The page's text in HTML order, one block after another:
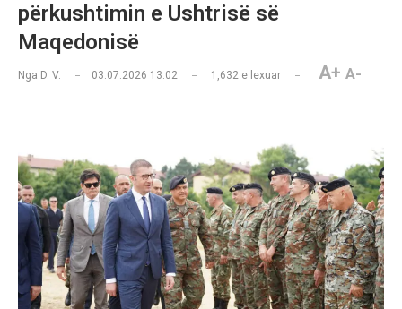
përkushtimin e Ushtrisë së
Maqedonisë
Nga D. V. 03.07.2026 13:02 1,632 e lexuar A+ A-